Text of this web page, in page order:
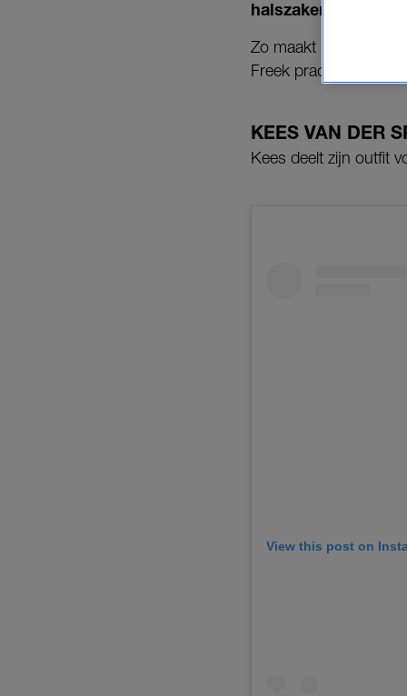
halszaken, maar
Zo maakt Kees van
Freek prachtige foto’s
KEES VAN DER
Kees deelt zijn outfit
View this post on